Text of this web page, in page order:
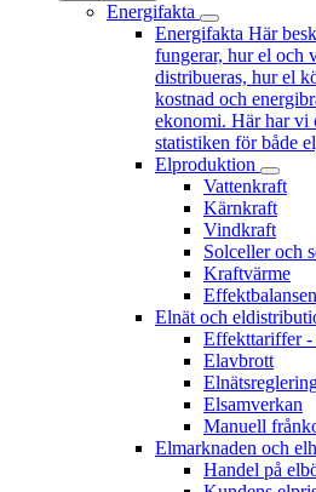
Energifakta
Energifakta Här
fungerar, hur el och
distribueras, hur el
kostnad och
ekonomi. Här har vi
statistiken för både
Elproduktion
Vattenkraft
Kärnkraft
Vindkraft
Solceller och
Kraftvärme
Effektbalansen
Elnät och
Effekttariffer -
Elavbrott
Elsamverkan
Manuell
Elmarknaden och
Handel på